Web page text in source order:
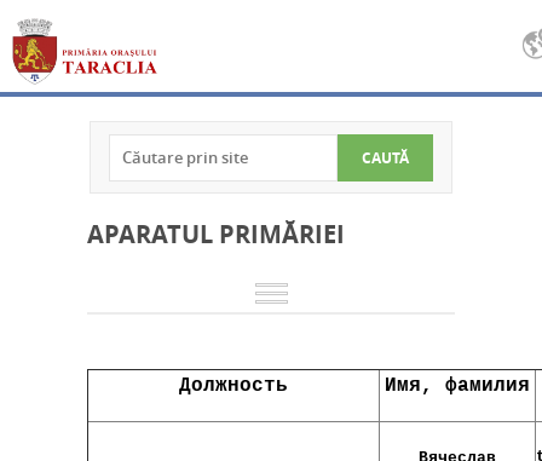
APARATUL PRIMĂRIEI
Должность Имя, фамилия